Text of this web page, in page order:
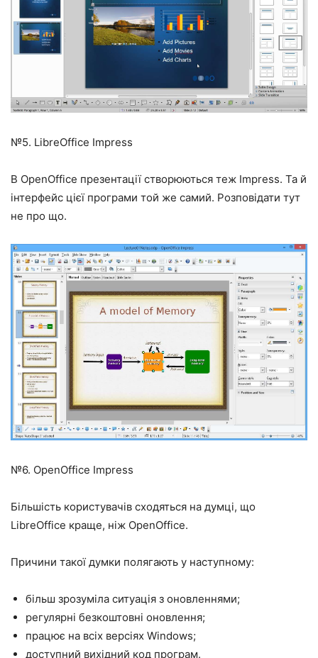
№5. LibreOffice Impress
В OpenOffice презентації створюються теж Impress. Та й
інтерфейс цієї програми той же самий. Розповідати тут
не про що.
№6. OpenOffice Impress
Більшість користувачів сходяться на думці, що
LibreOffice краще, ніж OpenOffice.
Причини такої думки полягають у наступному:
більш зрозуміла ситуація з оновленнями;
регулярні безкоштовні оновлення;
працює на всіх версіях Windows;
доступний вихідний код програм.